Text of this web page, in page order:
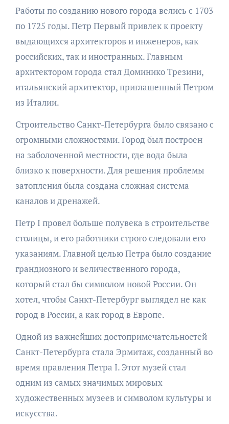
Работы по созданию нового города велись с 1703
по 1725 годы. Петр Первый привлек к проекту
выдающихся архитекторов и инженеров, как
российских, так и иностранных. Главным
архитектором города стал Доминико Трезини,
итальянский архитектор, приглашенный Петром
из Италии.
Строительство Санкт-Петербурга было связано с
огромными сложностями. Город был построен
на заболоченной местности, где вода была
близко к поверхности. Для решения проблемы
затопления была создана сложная система
каналов и дренажей.
Петр I провел больше полувека в строительстве
столицы, и его работники строго следовали его
указаниям. Главной целью Петра было создание
грандиозного и величественного города,
который стал бы символом новой России. Он
хотел, чтобы Санкт-Петербург выглядел не как
город в России, а как город в Европе.
Одной из важнейших достопримечательностей
Санкт-Петербурга стала Эрмитаж, созданный во
время правления Петра I. Этот музей стал
одним из самых значимых мировых
художественных музеев и символом культуры и
искусства.